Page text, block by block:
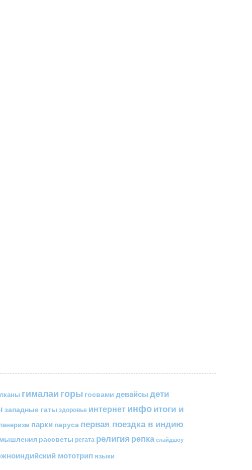
гималаи горы госвами девайсы дети
западные гаты здоровье интернетинфоитоги и
парки паруса первая поездка в индию
рассветы регата религия репка слайдшоу
мототрип языки